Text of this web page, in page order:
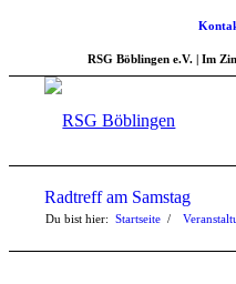
RSG Böblingen e.V. | Im
Radtreff am Samstag
Du bist hier: Startseite /